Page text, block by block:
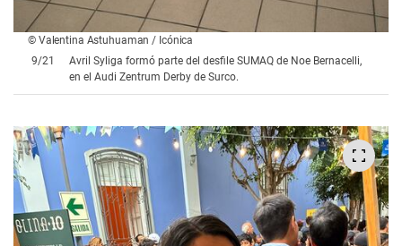
© Valentina Astuhuaman / Icónica
9/21
Avril Syliga formó parte del desfile SUMAQ de Noe Bernacelli,
en el Audi Zentrum Derby de Surco.